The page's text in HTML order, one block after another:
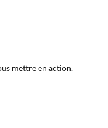
mettre en action.